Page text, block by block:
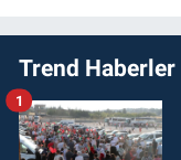
Trend Haberler
1